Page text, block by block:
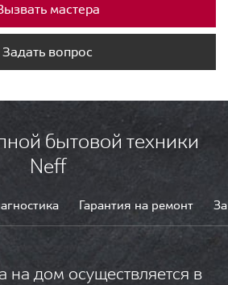
мастера
Задать вопрос
бытовой техники
Neff
Гарантия на ремонт
на дом осуществляется в